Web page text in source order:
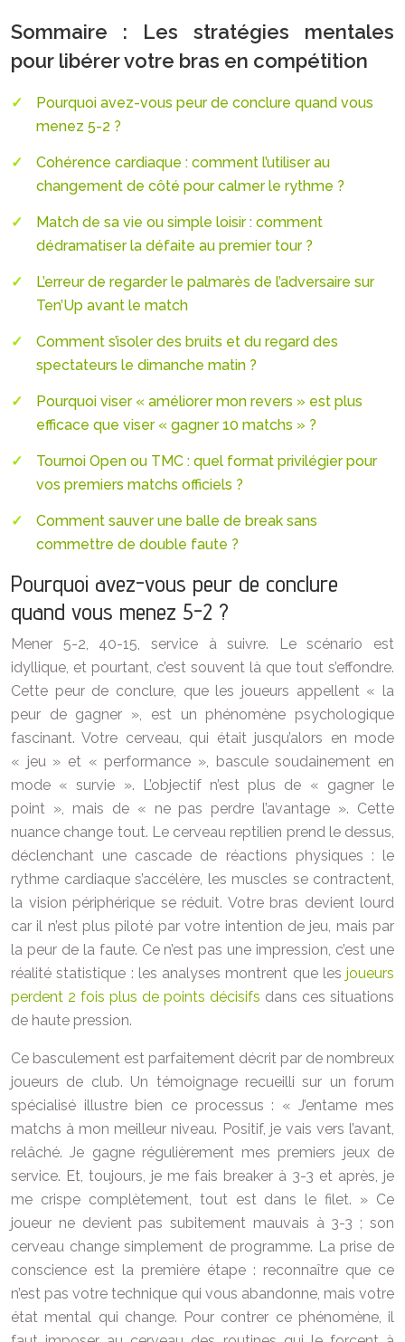
Sommaire : Les stratégies mentales
pour libérer votre bras en compétition
Pourquoi avez-vous peur de conclure quand vous
menez 5-2 ?
Cohérence cardiaque : comment l’utiliser au
changement de côté pour calmer le rythme ?
Match de sa vie ou simple loisir : comment
dédramatiser la défaite au premier tour ?
L’erreur de regarder le palmarès de l’adversaire sur
Ten’Up avant le match
Comment s’isoler des bruits et du regard des
spectateurs le dimanche matin ?
Pourquoi viser « améliorer mon revers » est plus
efficace que viser « gagner 10 matchs » ?
Tournoi Open ou TMC : quel format privilégier pour
vos premiers matchs officiels ?
Comment sauver une balle de break sans
commettre de double faute ?
Pourquoi avez-vous peur de conclure
quand vous menez 5-2 ?
Mener 5-2, 40-15, service à suivre. Le scénario est
idyllique, et pourtant, c’est souvent là que tout s’effondre.
Cette peur de conclure, que les joueurs appellent « la
peur de gagner », est un phénomène psychologique
fascinant. Votre cerveau, qui était jusqu’alors en mode
« jeu » et « performance », bascule soudainement en
mode « survie ». L’objectif n’est plus de « gagner le
point », mais de « ne pas perdre l’avantage ». Cette
nuance change tout. Le cerveau reptilien prend le dessus,
déclenchant une cascade de réactions physiques : le
rythme cardiaque s’accélère, les muscles se contractent,
la vision périphérique se réduit. Votre bras devient lourd
car il n’est plus piloté par votre intention de jeu, mais par
la peur de la faute. Ce n’est pas une impression, c’est une
réalité statistique : les analyses montrent que les joueurs
perdent 2 fois plus de points décisifs dans ces situations
de haute pression.
Ce basculement est parfaitement décrit par de nombreux
joueurs de club. Un témoignage recueilli sur un forum
spécialisé illustre bien ce processus : « J’entame mes
matchs à mon meilleur niveau. Positif, je vais vers l’avant,
relâché. Je gagne régulièrement mes premiers jeux de
service. Et, toujours, je me fais breaker à 3-3 et après, je
me crispe complètement, tout est dans le filet. » Ce
joueur ne devient pas subitement mauvais à 3-3 ; son
cerveau change simplement de programme. La prise de
conscience est la première étape : reconnaître que ce
n’est pas votre technique qui vous abandonne, mais votre
état mental qui change. Pour contrer ce phénomène, il